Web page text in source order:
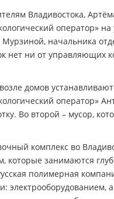
Владивостока,
оператор» на
начальника
нет ни от
домов
оператор»
Во второй – мусор,
комплекс во
которые занимаются
полимерная
электрооборудованием,